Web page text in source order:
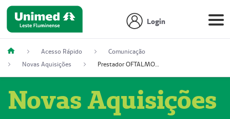
Login
Acesso Rápido
Comunicação
Novas Aquisições
Prestador OFTALMOCLÍNICA SÃO GONÇALO (55004164-2)
Novas Aquisições